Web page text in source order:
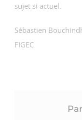
sujet si actuel.
Sébastien
FIGEC